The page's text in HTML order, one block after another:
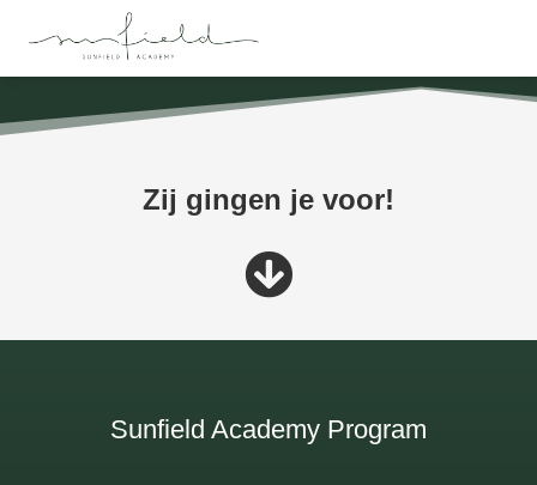
Zij gingen je voor!
Sunfield Academy Program